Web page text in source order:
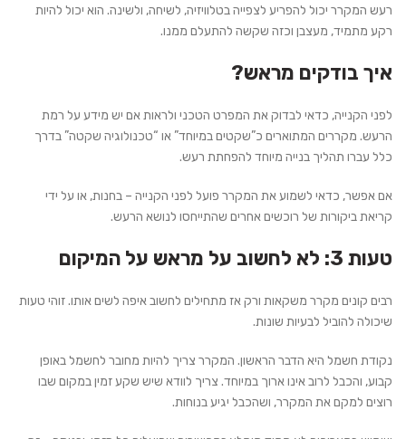
רעש המקרר יכול להפריע לצפייה בטלוויזיה, לשיחה, ולשינה. הוא יכול להיות
רקע מתמיד, מעצבן וכזה שקשה להתעלם ממנו.
איך בודקים מראש?
לפני הקנייה, כדאי לבדוק את המפרט הטכני ולראות אם יש מידע על רמת
הרעש. מקררים המתוארים כ”שקטים במיוחד” או “טכנולוגיה שקטה” בדרך
כלל עברו תהליך בנייה מיוחד להפחתת רעש.
אם אפשר, כדאי לשמוע את המקרר פועל לפני הקנייה – בחנות, או על ידי
קריאת ביקורות של רוכשים אחרים שהתייחסו לנושא הרעש.
טעות 3: לא לחשוב על מראש על המיקום
רבים קונים מקרר משקאות ורק אז מתחילים לחשוב איפה לשים אותו. זוהי טעות
שיכולה להוביל לבעיות שונות.
נקודת חשמל היא הדבר הראשון. המקרר צריך להיות מחובר לחשמל באופן
קבוע, והכבל לרוב אינו ארוך במיוחד. צריך לוודא שיש שקע זמין במקום שבו
רוצים למקם את המקרר, ושהכבל יגיע בנוחות.